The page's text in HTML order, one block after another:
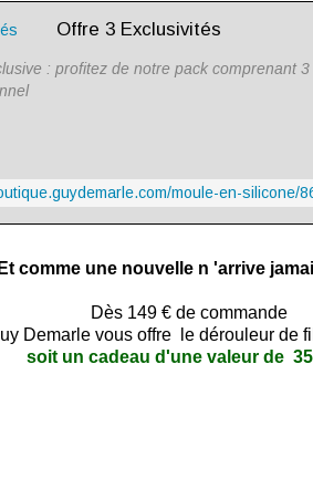
Offre 3 Exclusivités
: profitez de notre pack comprenant
moule-en-silicone/
Et comme une nouvelle n 'arrive
Dès 149 € de commande
Demarle vous offre le dérouleur de
soit un cadeau d'une valeur de